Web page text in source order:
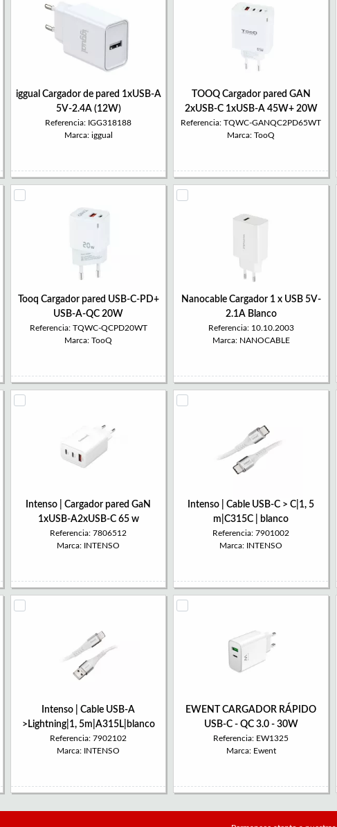
iggual Cargador de pared 1xUSB-A
5V-2.4A (12W)
Referencia: IGG318188
Marca: iggual
TOOQ Cargador pared GAN
2xUSB-C 1xUSB-A 45W+ 20W
Referencia: TQWC-GANQC2PD65WT
Marca: TooQ
Tooq Cargador pared USB-C-PD+
USB-A-QC 20W
Referencia: TQWC-QCPD20WT
Marca: TooQ
Nanocable Cargador 1 x USB 5V-
2.1A Blanco
Referencia: 10.10.2003
Marca: NANOCABLE
Intenso | Cargador pared GaN
1xUSB-A2xUSB-C 65 w
Referencia: 7806512
Marca: INTENSO
Intenso | Cable USB-C > C|1, 5
m|C315C | blanco
Referencia: 7901002
Marca: INTENSO
Intenso | Cable USB-A
>Lightning|1, 5m|A315L|blanco
Referencia: 7902102
Marca: INTENSO
EWENT CARGADOR RÁPIDO
USB-C - QC 3.0 - 30W
Referencia: EW1325
Marca: Ewent